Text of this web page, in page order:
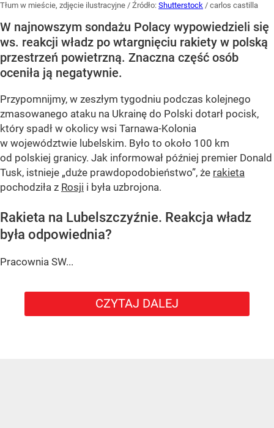
Tłum w mieście, zdjęcie ilustracyjne / Źródło: Shutterstock / carlos castilla
W najnowszym sondażu Polacy wypowiedzieli się
ws. reakcji władz po wtargnięciu rakiety w polską
przestrzeń powietrzną. Znaczna część osób
oceniła ją negatywnie.
Przypomnijmy, w zeszłym tygodniu podczas kolejnego
zmasowanego ataku na Ukrainę do Polski dotarł pocisk,
który spadł w okolicy wsi Tarnawa-Kolonia
w województwie lubelskim. Było to około 100 km
od polskiej granicy. Jak informował później premier Donald
Tusk, istnieje „duże prawdopodobieństwo”, że rakieta
pochodziła z Rosji i była uzbrojona.
Rakieta na Lubelszczyźnie. Reakcja władz
była odpowiednia?
Pracownia SW...
CZYTAJ DALEJ